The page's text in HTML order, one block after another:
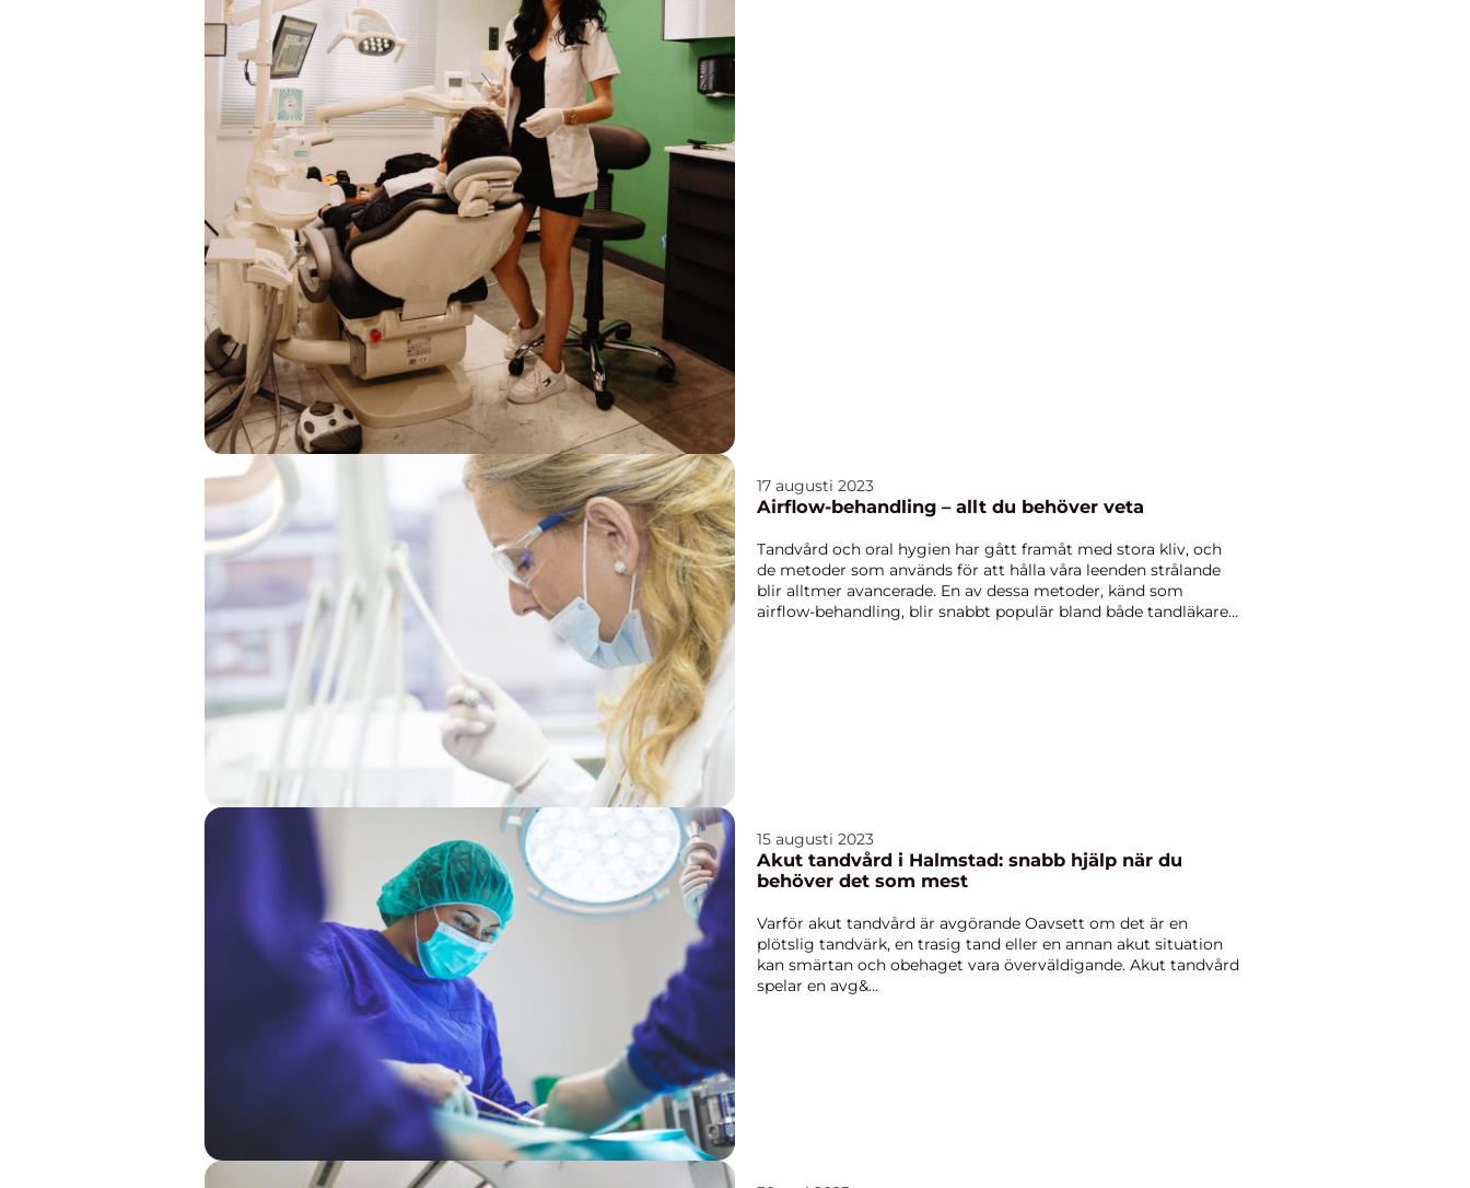
17 augusti 2023
Airflow-behandling – allt du behöver veta
Tandvård och oral hygien har gått framåt med stora kliv, och
de metoder som används för att hålla våra leenden strålande
blir alltmer avancerade. En av dessa metoder, känd som
airflow-behandling, blir snabbt populär bland både tandläkare
15 augusti 2023
Akut tandvård i Halmstad: snabb hjälp när du
behöver det som mest
Varför akut tandvård är avgörande Oavsett om det är en
plötslig tandvärk, en trasig tand eller en annan akut situation
kan smärtan och obehaget vara överväldigande. Akut tandvård
spelar en avg&...